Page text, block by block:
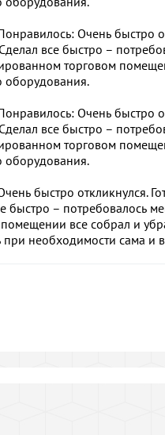
Очень быстро
все быстро –
торговом
оборудования.
Очень быстро
все быстро –
торговом
оборудования.
быстро откликнулся.
быстро – потребовалось
все собрал и
необходимости сама и